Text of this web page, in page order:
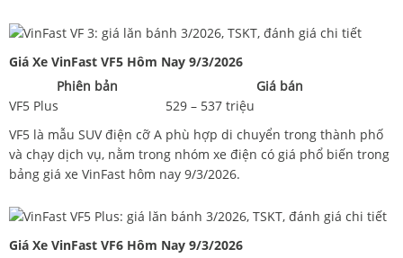
Giá Xe VinFast VF5 Hôm Nay 9/3/2026
Phiên bản
Giá bán
VF5 Plus
529 – 537 triệu
VF5 là mẫu SUV điện cỡ A phù hợp di chuyển trong thành phố
và chạy dịch vụ, nằm trong nhóm xe điện có giá phổ biến trong
bảng giá xe VinFast hôm nay 9/3/2026.
Giá Xe VinFast VF6 Hôm Nay 9/3/2026